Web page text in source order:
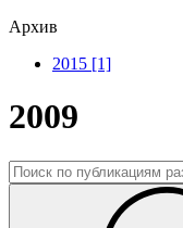
Архив
2015 [1]
2009